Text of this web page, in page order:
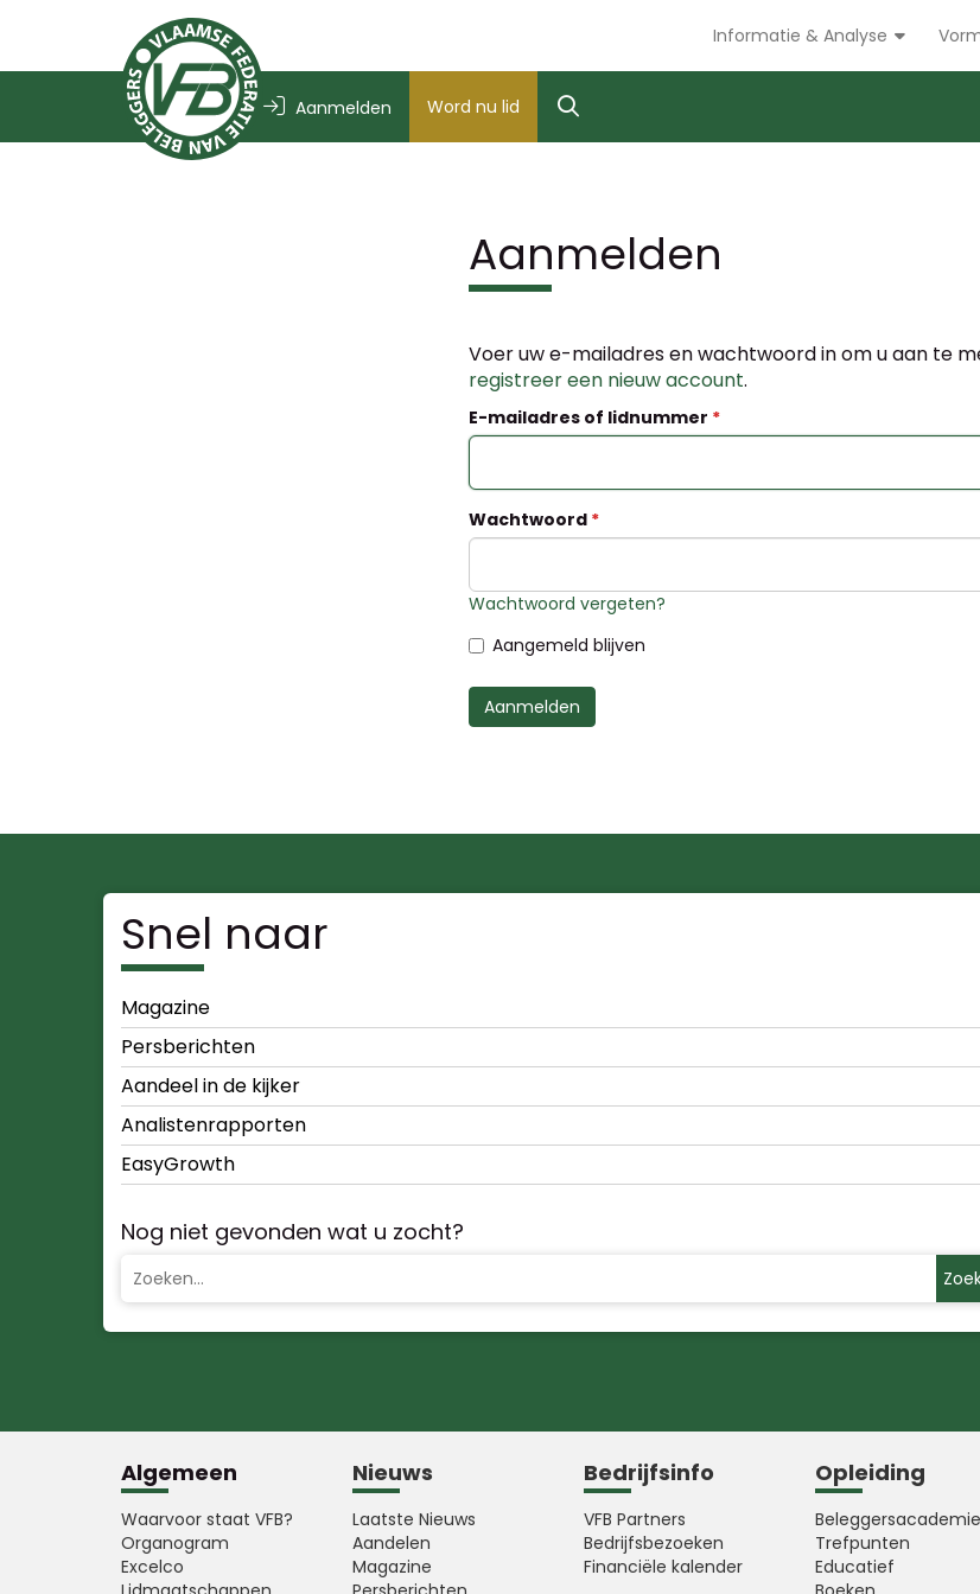
Informatie & Analyse
Aanmelden Word nu lid
Aanmelden
Voer uw e-mailadres en wachtwoord in om u aan te
registreer een nieuw account.
E-mailadres of lidnummer
Wachtwoord
Wachtwoord vergeten?
Aangemeld blijven
Aanmelden
Snel naar
Magazine
Persberichten
Aandeel in de kijker
Analistenrapporten
EasyGrowth
Nog niet gevonden wat u zocht?
Algemeen
Waarvoor staat VFB?
Organogram
Excelco
Nieuws
Laatste Nieuws
Aandelen
Magazine
Bedrijfsinfo
VFB Partners
Bedrijfsbezoeken
Financiële kalender
Opleiding
Beleggersacademie
Trefpunten
Educatief